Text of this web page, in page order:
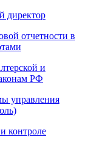
директор
отчетности в
и
РФ
управления
контроле